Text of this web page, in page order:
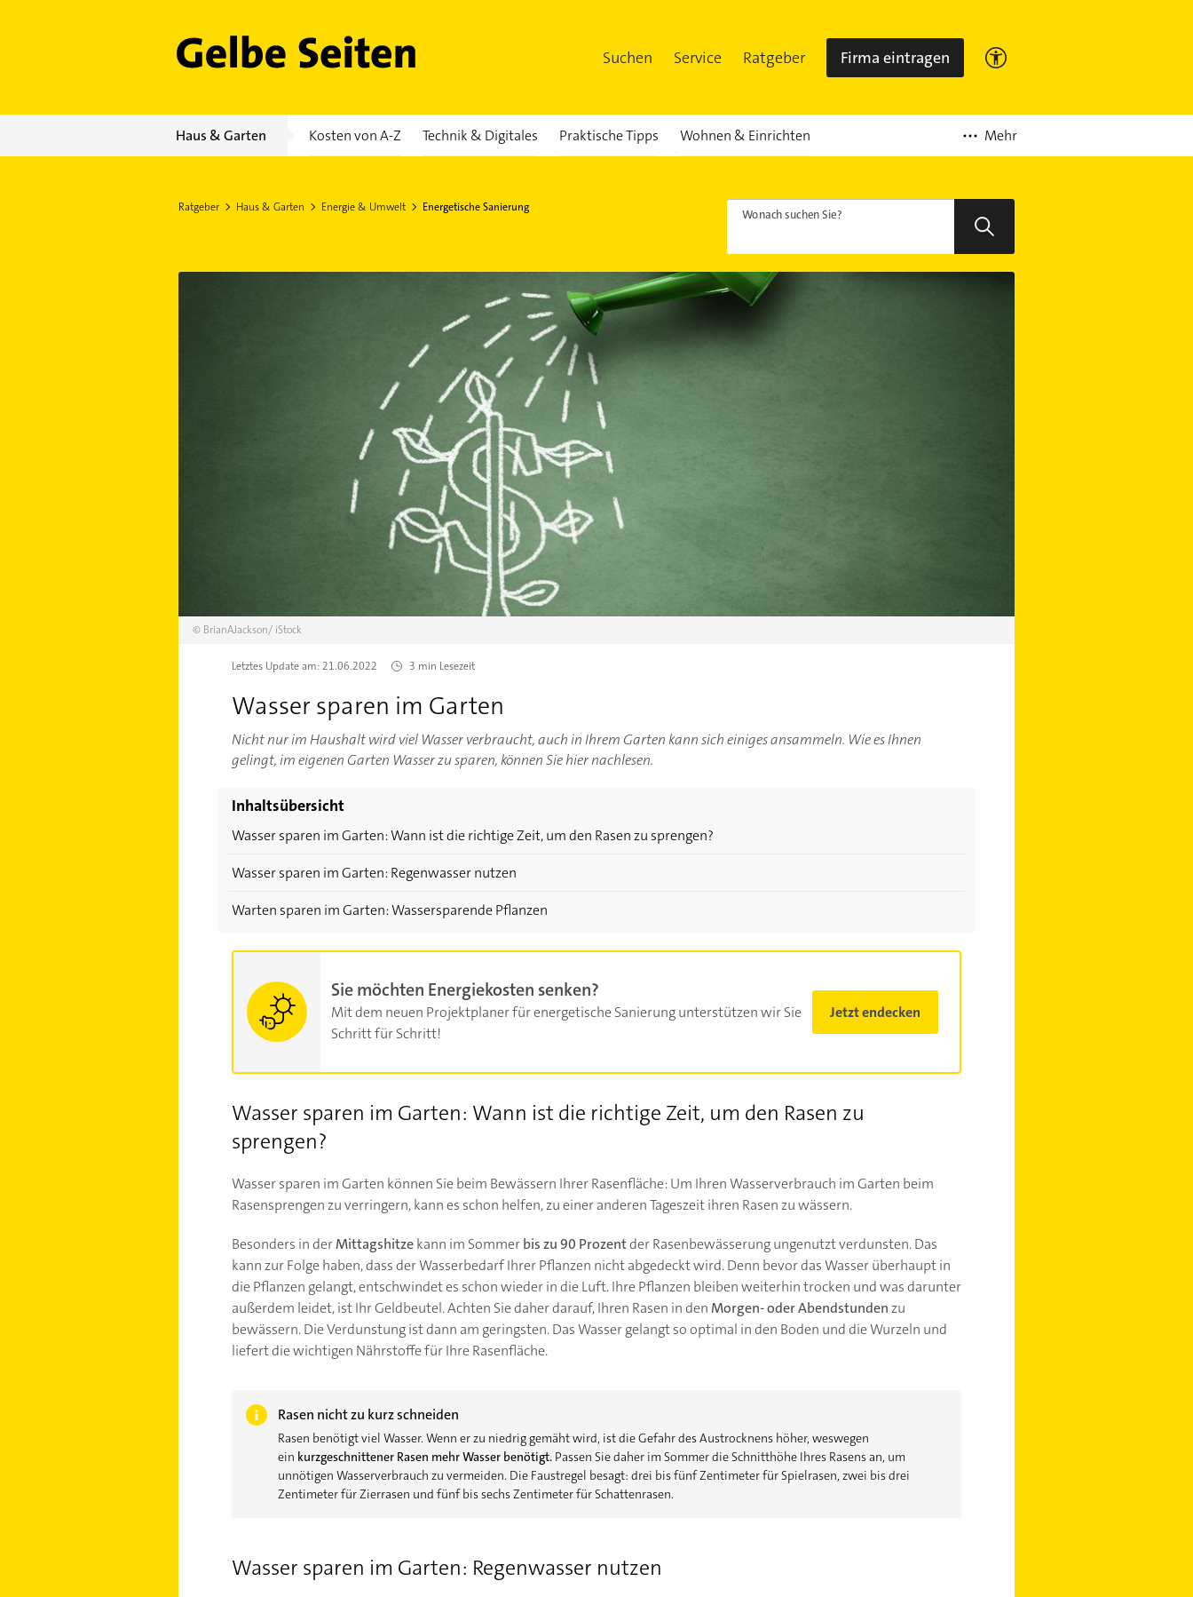
Gelbe Seiten Suchen Service Ratgeber Firma eintragen
Haus & Garten Kosten von A-Z Technik & Digitales Praktische Tipps Wohnen & Einrichten Mehr
Ratgeber Haus & Garten Energie & Umwelt Energetische Sanierung Wonach suchen Sie?
© BrianAJackson/ iStock
Letztes Update am:21.06.2022 3 min Lesezeit
Wasser sparen im Garten
Nicht nur im Haushalt wird viel Wasser verbraucht, auch in Ihrem Garten kann sich einiges ansammeln. Wie es Ihnen
gelingt, im eigenen Garten Wasser zu sparen, können Sie hier nachlesen.
Inhaltsübersicht
Wasser sparen im Garten: Wann ist die richtige Zeit, um den Rasen zu sprengen?
Wasser sparen im Garten: Regenwasser nutzen
Warten sparen im Garten: Wassersparende Pflanzen
Sie möchten Energiekosten senken?
Mit dem neuen Projektplaner für energetische Sanierung unterstützen wir Sie
Schritt für Schritt!
Jetzt endecken
Wasser sparen im Garten: Wann ist die richtige Zeit, um den Rasen zu
sprengen?
Wasser sparen im Garten können Sie beim Bewässern Ihrer Rasenfläche: Um Ihren Wasserverbrauch im Garten beim
Rasensprengen zu verringern, kann es schon helfen, zu einer anderen Tageszeit ihren Rasen zu wässern.
Besonders in derMittagshitzekann im Sommerbis zu 90 Prozentder Rasenbewässerung ungenutzt verdunsten. Das
kann zur Folge haben, dass der Wasserbedarf Ihrer Pflanzen nicht abgedeckt wird. Denn bevor das Wasser überhaupt in
die Pflanzen gelangt, entschwindet es schon wieder in die Luft. Ihre Pflanzen bleiben weiterhin trocken und was darunter
außerdem leidet, ist Ihr Geldbeutel. Achten Sie daher darauf, Ihren Rasen in denMorgen- oder Abendstundenzu
bewässern. Die Verdunstung ist dann am geringsten. Das Wasser gelangt so optimal in den Boden und die Wurzeln und
liefert die wichtigen Nährstoffe für Ihre Rasenfläche.
Rasen nicht zu kurz schneiden
Rasen benötigt viel Wasser. Wenn er zu niedrig gemäht wird, ist die Gefahr des Austrocknens höher, weswegen
ein kurzgeschnittener Rasen mehr Wasser benötigt.Passen Sie daher im Sommer die Schnitthöhe Ihres Rasens an, um
unnötigen Wasserverbrauch zu vermeiden. Die Faustregel besagt: drei bis fünf Zentimeter für Spielrasen, zwei bis drei
Zentimeter für Zierrasen und fünf bis sechs Zentimeter für Schattenrasen.
Wasser sparen im Garten: Regenwasser nutzen